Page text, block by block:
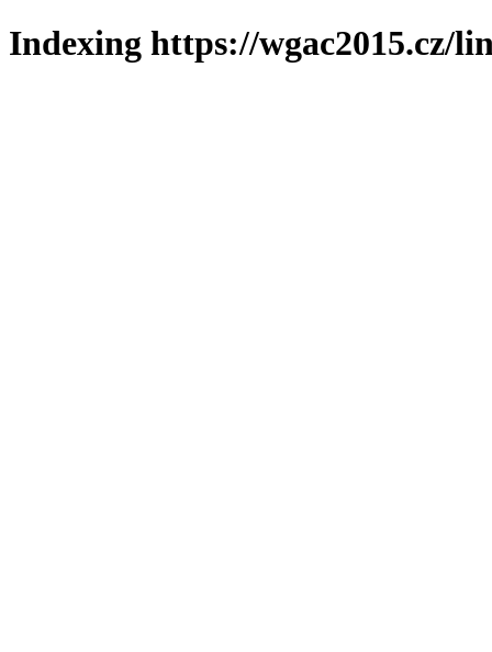
Indexing https://wgac2015.cz/